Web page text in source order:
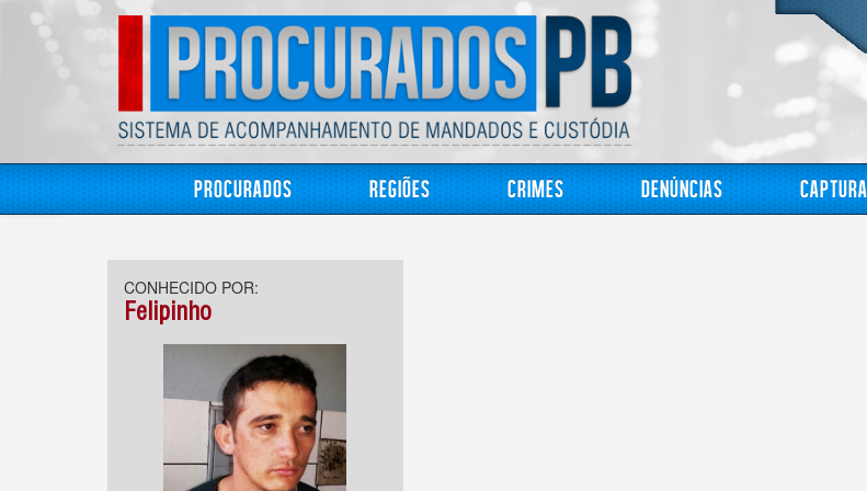
Procurados Regiões Crimes Denúncias
CONHECIDO POR:
Felipinho